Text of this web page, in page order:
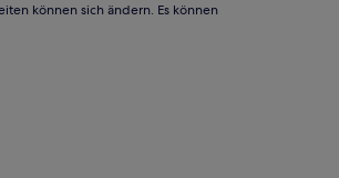
können sich ändern. Es können